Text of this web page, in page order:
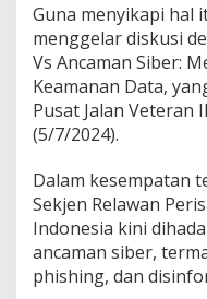
k
a
A
n
a
n
S
i
b
e
Guna menyikapi hal
menggelar diskusi
Vs Ancaman Siber:
Keamanan Data,
Pusat Jalan Veteran
(5/7/2024).
Dalam kesempatan
Sekjen Relawan
Indonesia kini
ancaman siber,
phishing, dan